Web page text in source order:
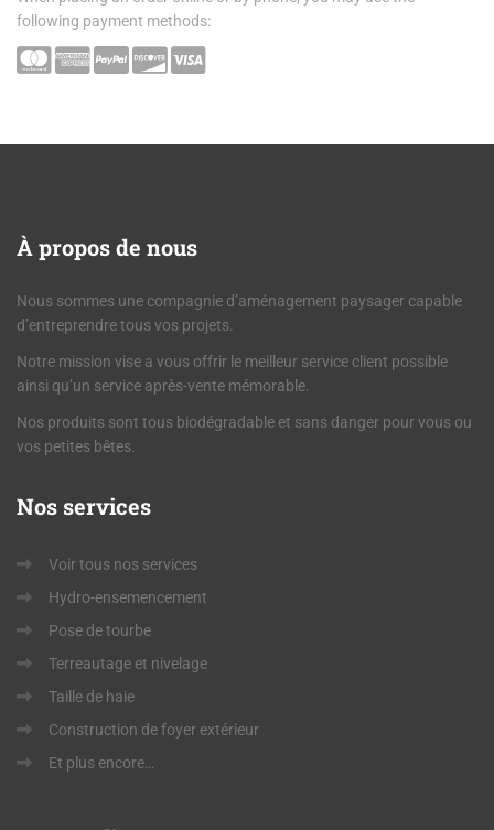
following payment methods:
Àpropos de nous
Nous sommes une compagnie d’aménagement paysager capable
d’entreprendre tous vos projets.
Notre mission vise a vous offrir le meilleur service client possible
ainsi qu’un service après-vente mémorable.
Nos produits sont tous biodégradable et sans danger pour vous ou
vos petites bêtes.
Nos services
Voir tous nos services
Hydro-ensemencement
Pose de tourbe
Terreautage et nivelage
Taille de haie
Construction de foyer extérieur
Et plus encore…